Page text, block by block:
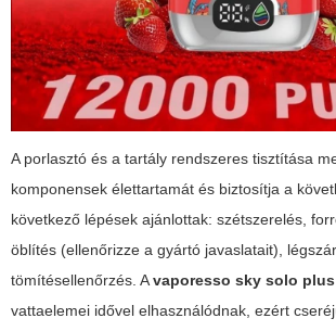
A porlasztó és a tartály rendszeres tisztítása
komponensek élettartamát és biztosítja a
következő lépések ajánlottak: szétszerelés,
öblítés (ellenőrizze a gyártó javaslatait),
tömítésellenőrzés. Avaporesso sky solo
vattaelemei idővel elhasználódnak, ezért